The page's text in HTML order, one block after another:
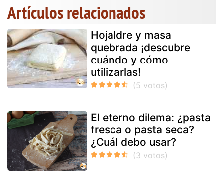
Artículos relacionados
Hojaldre y masa
quebrada ¡descubre
cuándo y cómo
utilizarlas!
El eterno dilema: ¿pasta
fresca o pasta seca?
¿Cuál debo usar?